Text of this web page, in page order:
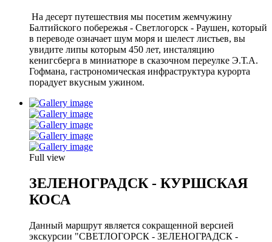
На десерт путешествия мы посетим жемчужину
Балтийского побережья - Светлогорск - Раушен, который
в переводе означает шум моря и шелест листьев, вы
увидите липы которым 450 лет, инсталяцию
кенигсберга в миниатюре в сказочном переулке Э.Т.А.
Гофмана, гастрономическая инфраструктура курорта
порадует вкусным ужином.
Full view
ЗЕЛЕНОГРАДСК - КУРШСКАЯ
КОСА
Данный маршрут является сокращенной версией
экскурсии "СВЕТЛОГОРСК - ЗЕЛЕНОГРАДСК -